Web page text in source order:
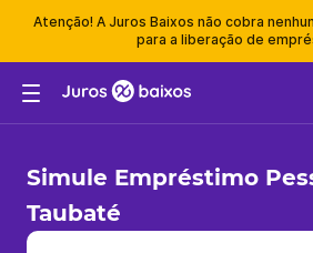
Atenção! A Juros Baixos não cobra
para a liberação de
Simule Empréstimo
Taubaté